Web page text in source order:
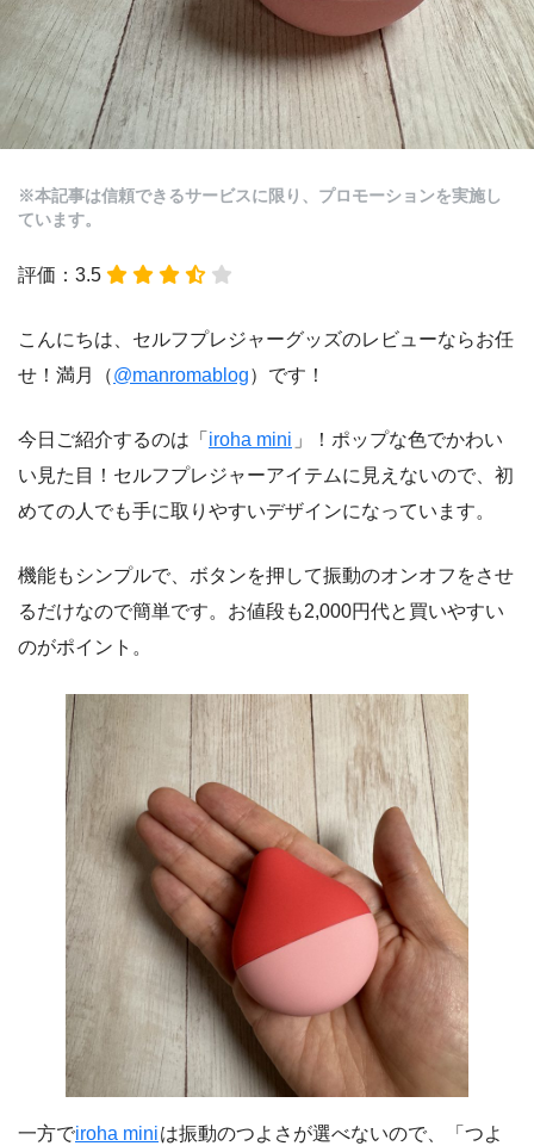
※本記事は信頼できるサービスに限り、プロモーションを実施し
ています。
評価：3.5
こんにちは、セルフプレジャーグッズのレビューならお任
せ！満月（@manromablog）です！
今日ご紹介するのは「 iroha mini 」！ポップな色でかわい
い見た目！セルフプレジャーアイテムに見えないので、初
めての人でも手に取りやすいデザインになっています。
機能もシンプルで、ボタンを押して振動のオンオフをさせ
るだけなので簡単です。お値段も2,000円代と買いやすい
のがポイント。
一方でiroha miniは振動のつよさが選べないので、「つよ